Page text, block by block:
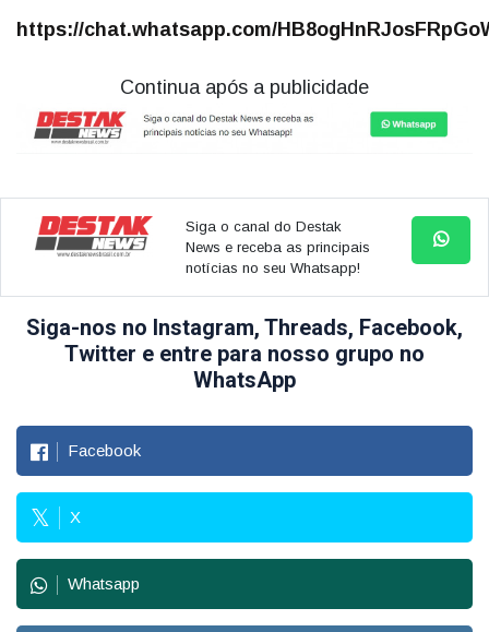
https://chat.whatsapp.com/
Continua após a publicidade
Siga o canal do Destak
News e receba as principais
notícias no seu Whatsapp!
Siga-nos no Instagram, Threads, Facebook,
Twitter e entre para nosso grupo no
WhatsApp
Facebook
X
Whatsapp